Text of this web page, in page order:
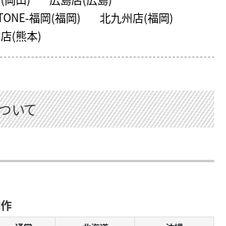
福岡(福岡)
北九州店(福岡)
(熊本)
いて